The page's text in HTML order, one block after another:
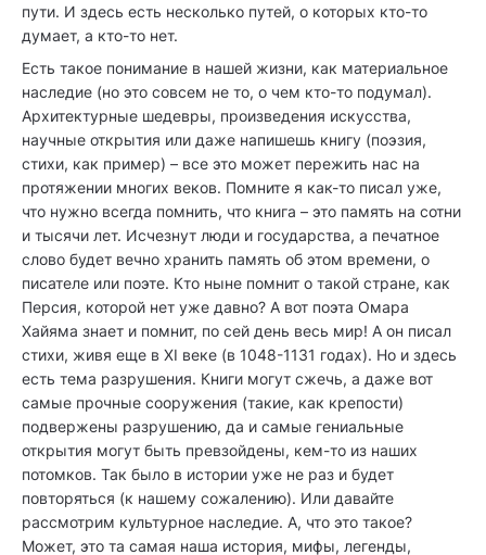
пути. И здесь есть несколько путей, о которых кто-то
думает, а кто-то нет.
Есть такое понимание в нашей жизни, как материальное
наследие (но это совсем не то, о чем кто-то подумал).
Архитектурные шедевры, произведения искусства,
научные открытия или даже напишешь книгу (поэзия,
стихи, как пример) – все это может пережить нас на
протяжении многих веков. Помните я как-то писал уже,
что нужно всегда помнить, что книга – это память на сотни
и тысячи лет. Исчезнут люди и государства, а печатное
слово будет вечно хранить память об этом времени, о
писателе или поэте. Кто ныне помнит о такой стране, как
Персия, которой нет уже давно? А вот поэта Омара
Хайяма знает и помнит, по сей день весь мир! А он писал
стихи, живя еще в XI веке (в 1048-1131 годах). Но и здесь
есть тема разрушения. Книги могут сжечь, а даже вот
самые прочные сооружения (такие, как крепости)
подвержены разрушению, да и самые гениальные
открытия могут быть превзойдены, кем-то из наших
потомков. Так было в истории уже не раз и будет
повторяться (к нашему сожалению). Или давайте
рассмотрим культурное наследие. А, что это такое?
Может, это та самая наша история, мифы, легенды,